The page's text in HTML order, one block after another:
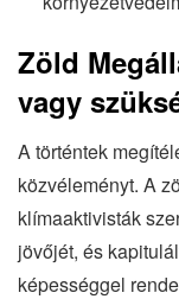
Zöld
vagy
A történtek
közvéleményt. A
klímaaktivisták
jövőjét, és
képességgel